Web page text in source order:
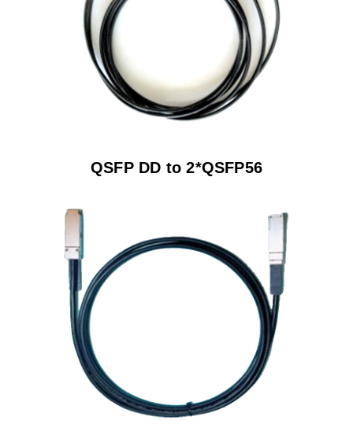
QSFP DD to 2*QSFP56